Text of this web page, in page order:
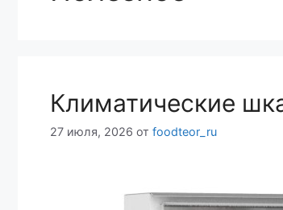
Климатические
27 июля, 2026 от foodteor_ru